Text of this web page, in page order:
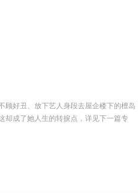
顾好丑、放下艺人身段去屋企楼下的檀岛
却成了她人生的转捩点，详见下一篇专